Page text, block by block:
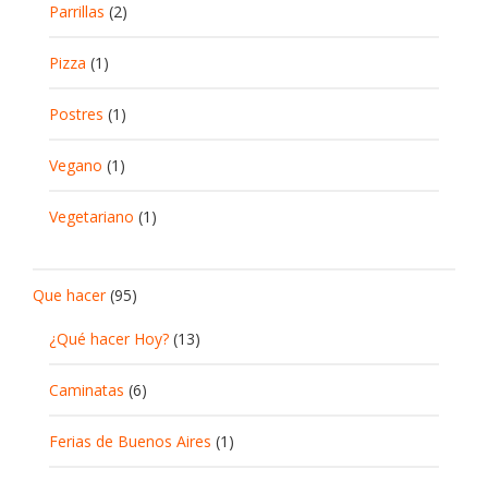
Parrillas (2)
Pizza (1)
Postres (1)
Vegano (1)
Vegetariano (1)
Que hacer(95)
¿Qué hacer Hoy? (13)
Caminatas (6)
Ferias de Buenos Aires (1)